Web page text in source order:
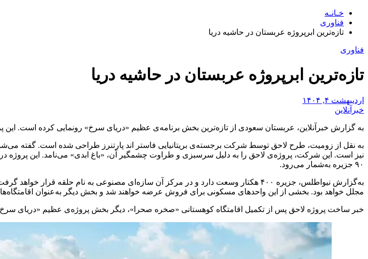
خـانـه
فناوری
تازه‌ترین ابرپروژه عربستان در حاشیه دریا
فناوری
تازه‌ترین ابرپروژه عربستان در حاشیه دریا
اردیبهشت ۴, ۱۴۰۴
خبرآنلاین
به گزارش خبرآنلاین، عربستان سعودی از تازه‌ترین بخش برنامه‌ی عظیم «دریای سرخ» رونمایی کرده است.
نیز است. این شرکت، پروژه‌ی لاحق را به دلیل سرسبزی و طراوت چشمگیر آن، «باغ ابدی» می‌نامد. این
۹۰ جزیره به‌شمار می‌رود.
مجلل خواهد بود. بخشی از این واحدهای مسکونی برای فروش عرضه خواهند شد و بخش دیگر به‌عنوان
خبر ساخت پروژه لاحق پس از تکمیل اقامتگاه کوهستانی «صخره صحرا»، دیگر بخش پروژه‌ی عظیم «دریای سرخ»، فاش